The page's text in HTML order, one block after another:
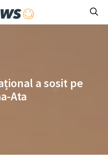
a sosit pe
Ata